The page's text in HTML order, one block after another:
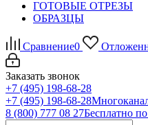
ГОТОВЫЕ ОТРЕЗЫ
ОБРАЗЦЫ
Сравнение0
Заказать звонок
+7 (495) 198-68-28
+7 (495) 198-68-28
8 (800) 777 08 27Бесплатно